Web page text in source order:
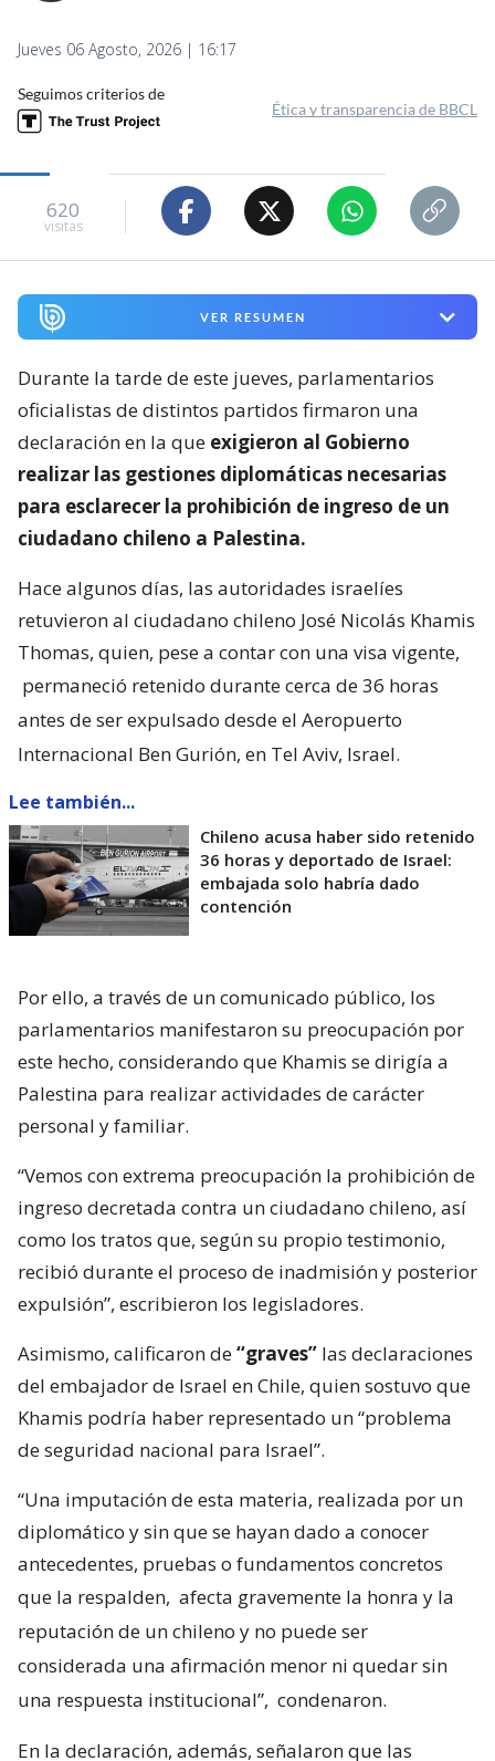
Jueves 06 Agosto, 2026 | 16:17
Seguimos criterios de
Ética y transparencia de BBCL
620
visitas
VER RESUMEN
Durante la tarde de este jueves, parlamentarios
oficialistas de distintos partidos firmaron una
declaración en la que exigieron al Gobierno
realizar las gestiones diplomáticas necesarias
para esclarecer la prohibición de ingreso de un
ciudadano chileno a Palestina.
Hace algunos días, las autoridades israelíes
retuvieron al ciudadano chileno José Nicolás Khamis
Thomas, quien, pese a contar con una visa vigente,
permaneció retenido durante cerca de 36 horas
antes de ser expulsado desde el Aeropuerto
Internacional Ben Gurión, en Tel Aviv, Israel.
Lee también...
Chileno acusa haber sido retenido
36 horas y deportado de Israel:
embajada solo habría dado
contención
Por ello, a través de un comunicado público, los
parlamentarios manifestaron su preocupación por
este hecho, considerando que Khamis se dirigía a
Palestina para realizar actividades de carácter
personal y familiar.
“Vemos con extrema preocupación la prohibición de
ingreso decretada contra un ciudadano chileno, así
como los tratos que, según su propio testimonio,
recibió durante el proceso de inadmisión y posterior
expulsión”, escribieron los legisladores.
Asimismo, calificaron de“graves” las declaraciones
del embajador de Israel en Chile, quien sostuvo que
Khamis podría haber representado un “problema
de seguridad nacional para Israel”.
“Una imputación de esta materia, realizada por un
diplomático y sin que se hayan dado a conocer
antecedentes, pruebas o fundamentos concretos
que la respalden, afecta gravemente la honra y la
reputación de un chileno y no puede ser
considerada una afirmación menor ni quedar sin
una respuesta institucional”, condenaron.
En la declaración, además, señalaron que las